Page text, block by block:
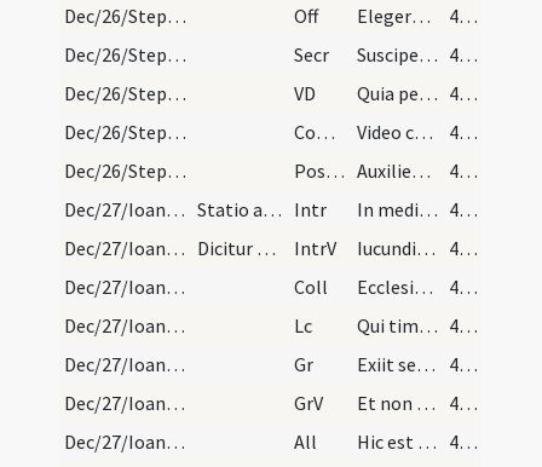
Dec/26/Stephanus martyr/M2/Mass Propers
Off Elegerunt apostoli Stephanum
46 (11v)
Dec/26/Stephanus martyr/M2/Mass Propers
Secr Suscipe Domine munera pro tuorum commemoratione sanctorum
46 (11v)
Dec/26/Stephanus martyr/M2/Mass Propers
VD Quia per incarnati Verbi
46 (11v)
Dec/26/Stephanus martyr/M2/Mass Propers
Comm Video caelos apertos
46 (11v)
Dec/26/Stephanus martyr/M2/Mass Propers
Postcomm Auxilientur nobis Domine sumpta mysteria
46 (11v)
Dec/27/Ioannes apostolus/M2/Mass Propers
Statio ad sanctam Mariam maiorem Intr In medio ecclesiae aperuit os eius
47 (12r)
Dec/27/Ioannes apostolus/M2/Mass Propers
Dicitur Gloria in excelsis Deo. IntrV Iucunditatem et exsultationem
47 (12r)
Dec/27/Ioannes apostolus/M2/Mass Propers
Coll Ecclesiam tuam quaesumus Domine benignus illustra
47 (12r)
Dec/27/Ioannes apostolus/M2/Mass Propers
Lc Qui timet Deum faciet bona
47 (12r)
Dec/27/Ioannes apostolus/M2/Mass Propers
Gr Exiit sermo inter fratres
47 (12r)
Dec/27/Ioannes apostolus/M2/Mass Propers
GrV Et non dixit Iesus
47 (12r)
Dec/27/Ioannes apostolus/M2/Mass Propers
All Hic est discipulus ille
47 (12r)